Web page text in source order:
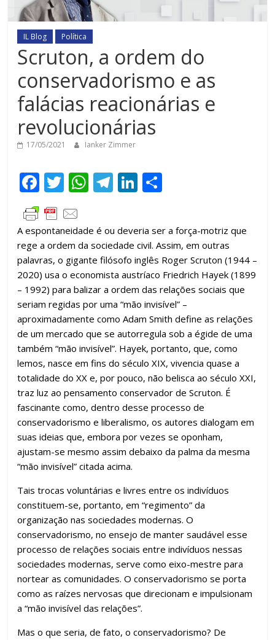
IL Blog Política
Scruton, a ordem do
conservadorismo e as
falácias reacionárias e
revolucionárias
17/05/2021 Ianker Zimmer
F
ac
e
b
o
o
k
T
w
itt
er
W
at
s
A
p
p
T
e
gr
a
m
Li
k
e
dI
n
m
p
ar
til
h
ar
A espontaneidade é ou deveria ser a força-motriz que
rege a ordem da sociedade civil. Assim, em outras
palavras, o gigante filósofo inglês Roger Scruton (1944 –
2020) usa o economista austríaco Friedrich Hayek (1899
– 1992) para balizar a ordem das relações sociais que
seriam regidas por uma “mão invisível” –
aproximadamente como Adam Smith define as relações
de um mercado que se autorregula sob a égide de uma
também “mão invisível”. Hayek, portanto, que, como
lemos, nasce em fins do século XIX, vivencia quase a
totalidade do XX e, por pouco, não belisca ao século XXI,
traz luz ao pensamento conservador de Scruton. É
fascinante como, dentro desse processo de
conservadorismo e liberalismo, os autores dialogam em
suas ideias que, embora por vezes se oponham,
ajustam-se mesmo assim debaixo da palma da mesma
“mão invisível” citada acima.
Tais trocas voluntárias e livres entre os indivíduos
constituem-se, portanto, em “regimento” da
organização nas sociedades modernas. O
conservadorismo, no ensejo de manter saudável esse
processo de relações sociais entre indivíduos nessas
sociedades modernas, serve como eixo-mestre para
nortear as comunidades. O conservadorismo se porta
como as raízes nervosas que direcionam e impulsionam
a “mão invisível das relações”.
Mas o que seria, de fato, o conservadorismo? De